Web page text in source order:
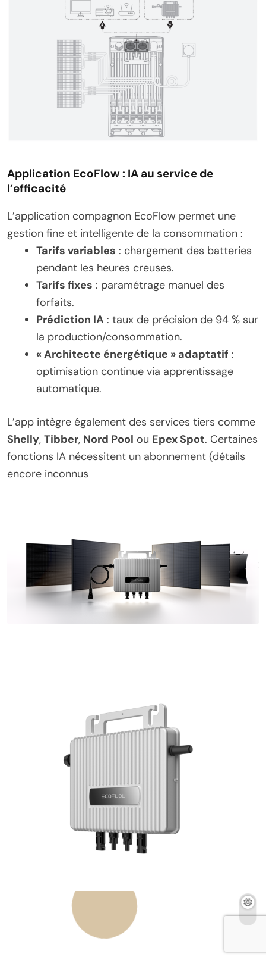
Application EcoFlow : IA au service de
l’efficacité
L’application compagnon EcoFlow permet une
gestion fine et intelligente de la consommation :
Tarifs variables : chargement des batteries
pendant les heures creuses.
Tarifs fixes : paramétrage manuel des
forfaits.
Prédiction IA : taux de précision de 94 % sur
la production/consommation.
« Architecte énergétique » adaptatif :
optimisation continue via apprentissage
automatique.
L’app intègre également des services tiers comme
Shelly, Tibber, Nord Pool ou Epex Spot. Certaines
fonctions IA nécessitent un abonnement (détails
encore inconnus